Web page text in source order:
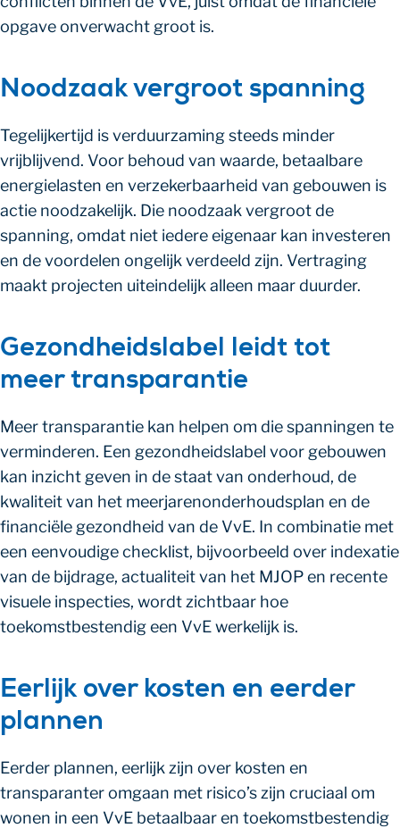
opgave onverwacht groot is.
Noodzaak vergroot spanning
Tegelijkertijd is verduurzaming steeds minder
vrijblijvend. Voor behoud van waarde, betaalbare
energielasten en verzekerbaarheid van gebouwen is
actie noodzakelijk. Die noodzaak vergroot de
spanning, omdat niet iedere eigenaar kan investeren
en de voordelen ongelijk verdeeld zijn. Vertraging
maakt projecten uiteindelijk alleen maar duurder.
Gezondheidslabel leidt tot
meer transparantie
Meer transparantie kan helpen om die spanningen te
verminderen. Een gezondheidslabel voor gebouwen
kan inzicht geven in de staat van onderhoud, de
kwaliteit van het meerjarenonderhoudsplan en de
financiële gezondheid van de VvE. In combinatie met
een eenvoudige checklist, bijvoorbeeld over indexatie
van de bijdrage, actualiteit van het MJOP en recente
visuele inspecties, wordt zichtbaar hoe
toekomstbestendig een VvE werkelijk is.
Eerlijk over kosten en eerder
plannen
Eerder plannen, eerlijk zijn over kosten en
transparanter omgaan met risico’s zijn cruciaal om
wonen in een VvE betaalbaar en toekomstbestendig